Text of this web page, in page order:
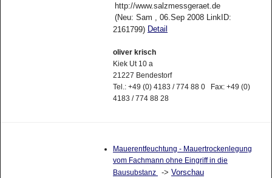
http://www.salzmessgeraet.de
(Neu: Sam , 06.Sep 2008 LinkID:
2161799) Detail
oliver krisch
Kiek Ut 10 a
21227 Bendestorf
Tel.: +49 (0) 4183 / 774 88 0 Fax: +49 (0)
4183 / 774 88 28
Mauerentfeuchtung - Mauertrockenlegung
vom Fachmann ohne Eingriff in die
Bausubstanz
-> Vorschau